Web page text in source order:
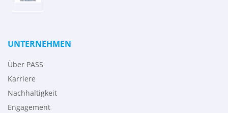
UNTERNEHMEN
Über PASS
Karriere
Nachhaltigkeit
Engagement